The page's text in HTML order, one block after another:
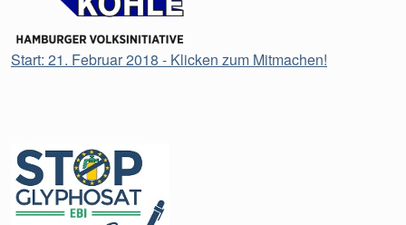
Start: 21. Februar 2018 - Klicken zum Mitmachen!